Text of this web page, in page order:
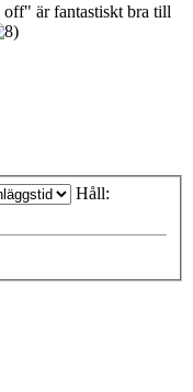
är fantastiskt bra till
Håll: